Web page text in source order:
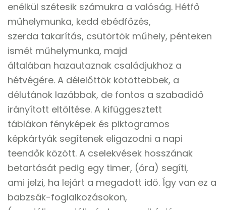
enélkül szétesik számukra a valóság. Hétfő
műhelymunka, kedd ebédfőzés,
szerda takarítás, csütörtök műhely, pénteken
ismét műhelymunka, majd
általában hazautaznak családjukhoz a
hétvégére. A délelőttök kötöttebbek, a
délutánok lazábbak, de fontos a szabadidő
irányított eltöltése. A kifüggesztett
táblákon fényképek és piktogramos
képkártyák segítenek eligazodni a napi
teendők között. A cselekvések hosszának
betartását pedig egy timer, (óra) segíti,
ami jelzi, ha lejárt a megadott idő. Így van ez a
babzsák-foglalkozásokon,